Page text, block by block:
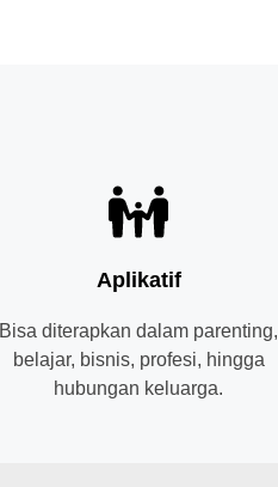
Aplikatif
Bisa diterapkan dalam parenting,
belajar, bisnis, profesi, hingga
hubungan keluarga.